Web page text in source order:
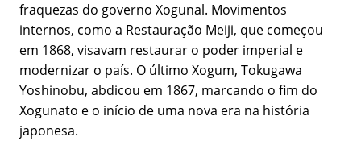
fraquezas do governo Xogunal. Movimentos
internos, como a Restauração Meiji, que começou
em 1868, visavam restaurar o poder imperial e
modernizar o país. O último Xogum, Tokugawa
Yoshinobu, abdicou em 1867, marcando o fim do
Xogunato e o início de uma nova era na história
japonesa.